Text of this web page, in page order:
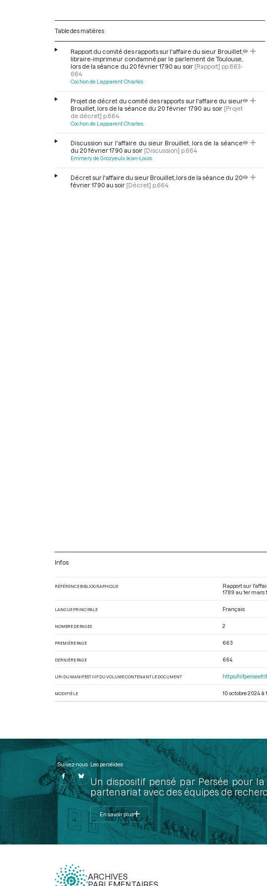
Table des matières
Rapport du comité des rapports sur l'affaire du sieur Brouillet,
libraire-imprimeur condamné par le parlement de Toulouse,
lors de la séance du 20 février 1790 au soir [Rapport] pp.663-
664
Cochon de Lapparent Charles
Projet de décret du comité des rapports sur l'affaire du sieur
Brouillet, lors de la séance du 20 février 1790 au soir [Projet
de décret] p.664
Cochon de Lapparent Charles
Discussion sur l'affaire du sieur Brouillet, lors de la séance
du 20 février 1790 au soir [Discussion] p.664
Emmery de Grozyeulx Jean-Louis
Décret sur l'affaire du sieur Brouillet, lors de la séance du 20
février 1790 au soir [Décret] p.664
Infos
RÉFÉRENCE BIBLIOGRAPHIQUE
Rapport sur
1789 au 1er mars
LANGUE PRINCIPALE Français
NOMBRE DE PAGES 2
PREMIÈRE PAGE 663
DERNIÈRE PAGE 664
URI DU MANIFEST IIIF DU VOLUME CONTENANT LE DOCUMENT https://
MODIFIÉ LE 10 octobre 2024 à
Suivez-nous Les perséides
Un dispositif pensé par Persée pour
partenariat avec des équipes de
En savoir plus
ARCHIVES